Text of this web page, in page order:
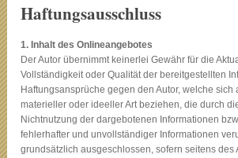
Haftungsausschluss
1. Inhalt des Onlineangebotes
Der Autor übernimmt keinerlei Gewähr für die
Vollständigkeit oder Qualität der bereitgestellten
Haftungsansprüche gegen den Autor, welche sich
materieller oder ideeller Art beziehen, die durch
Nichtnutzung der dargebotenen Informationen
fehlerhafter und unvollständiger Informationen
grundsätzlich ausgeschlossen, sofern seitens des